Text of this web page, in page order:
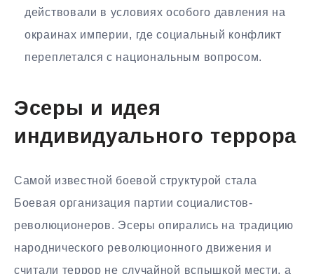
действовали в условиях особого давления на
окраинах империи, где социальный конфликт
переплетался с национальным вопросом.
Эсеры и идея
индивидуального террора
Самой известной боевой структурой стала
Боевая организация партии социалистов-
революционеров. Эсеры опирались на традицию
народнического революционного движения и
считали террор не случайной вспышкой мести, а